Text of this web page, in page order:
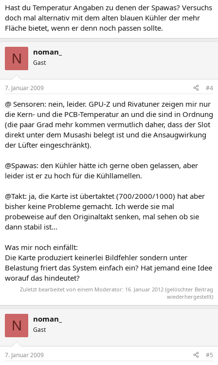
Hast du Temperatur Angaben zu denen der Spawas? Versuchs
doch mal alternativ mit dem alten blauen Kühler der mehr
Fläche bietet, wenn er denn noch passen sollte.
N noman_
Gast
7. Januar 2009 #4
@ Sensoren: nein, leider. GPU-Z und Rivatuner zeigen mir nur
die Kern- und die PCB-Temperatur an und die sind in Ordnung
(die paar Grad mehr kommen vermutlich daher, dass der Slot
direkt unter dem Musashi belegt ist und die Ansaugwirkung
der Lüfter eingeschränkt).
@Spawas: den Kühler hätte ich gerne oben gelassen, aber
leider ist er zu hoch für die Kühllamellen.
@Takt: ja, die Karte ist übertaktet (700/2000/1000) hat aber
bisher keine Probleme gemacht. Ich werde sie mal
probeweise auf den Originaltakt senken, mal sehen ob sie
dann stabil ist...
Was mir noch einfällt:
Die Karte produziert keinerlei Bildfehler sondern unter
Belastung friert das System einfach ein? Hat jemand eine Idee
worauf das hindeutet?
Zuletzt bearbeitet von einem Moderator: 16. Januar 2012 (gelöschter Beitrag
wiederhergestellt)
N noman_
Gast
7. Januar 2009 #5